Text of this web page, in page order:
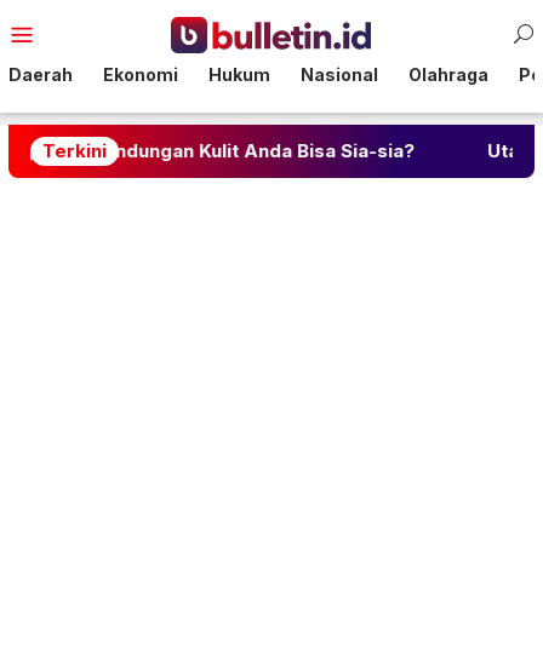
ke
Mobile
Daerah Ekonomi Hukum Nasional Olahraga
Terkini
Kulit Anda Bisa Sia-sia? Utang Kopdes